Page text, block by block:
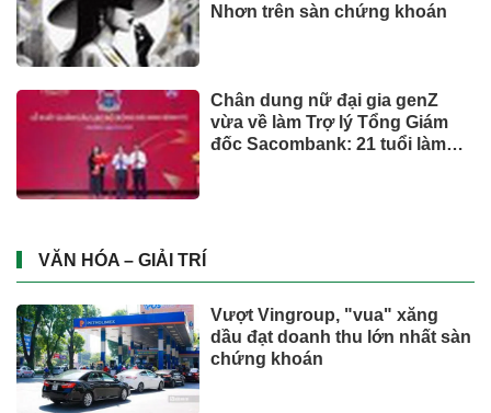
Nhơn trên sàn chứng khoán
Chân dung nữ đại gia genZ
vừa về làm Trợ lý Tổng Giám
đốc Sacombank: 21 tuổi làm
VĂN HÓA – GIẢI TRÍ
Vượt Vingroup, "vua" xăng
dầu đạt doanh thu lớn nhất sàn
chứng khoán